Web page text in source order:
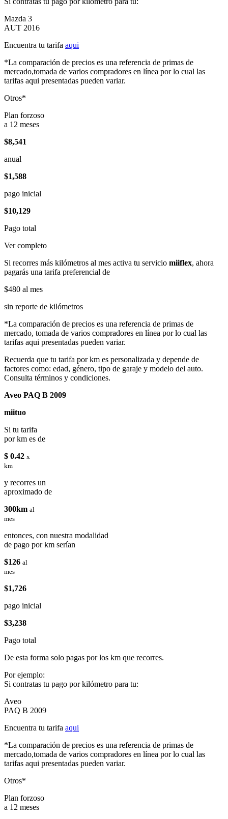
Mazda 3
AUT 2016
Encuentra tu tarifa aqui
*La comparación de precios es una referencia de primas de
mercado,tomada de varios compradores en línea por lo cual las
tarifas aqui presentadas pueden variar.
Otros*
Plan forzoso
a 12 meses
$8,541
anual
$1,588
pago inicial
$10,129
Pago total
Ver completo
Si recorres más kilómetros al mes activa tu servicio miiflex, ahora
pagarás una tarifa preferencial de
$480 al mes
sin reporte de kilómetros
*La comparación de precios es una referencia de primas de
mercado, tomada de varios compradores en línea por lo cual las
tarifas aqui presentadas pueden variar.
Recuerda que tu tarifa por km es personalizada y depende de
factores como: edad, género, tipo de garaje y modelo del auto.
Consulta términos y condiciones.
Aveo PAQ B 2009
miituo
Si tu tarifa
por km es de
$ 0.42 x
km
y recorres un
aproximado de
300km al
mes
entonces, con nuestra modalidad
de pago por km serían
$126 al
mes
$1,726
pago inicial
$3,238
Pago total
De esta forma solo pagas por los km que recorres.
Por ejemplo:
Si contratas tu pago por kilómetro para tu:
Aveo
PAQ B 2009
Encuentra tu tarifa aqui
*La comparación de precios es una referencia de primas de
mercado,tomada de varios compradores en línea por lo cual las
tarifas aqui presentadas pueden variar.
Otros*
Plan forzoso
a 12 meses